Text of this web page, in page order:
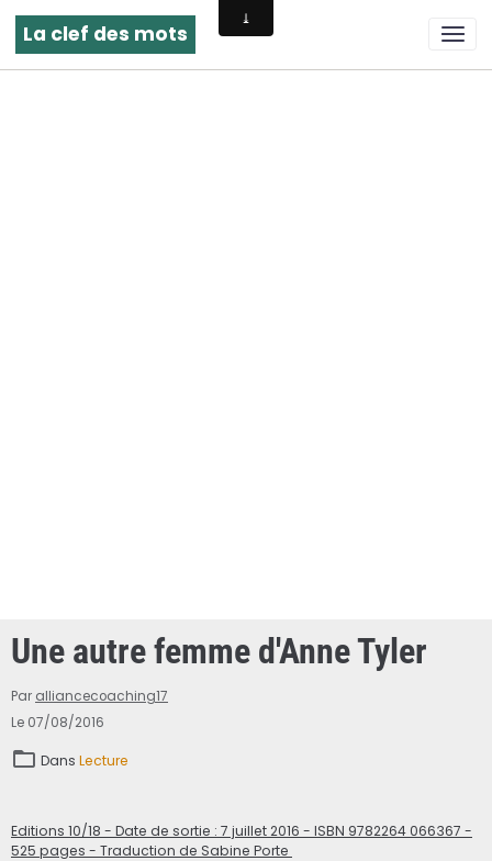
La clef des mots
Une autre femme d'Anne Tyler
Par alliancecoaching17
Le 07/08/2016
Dans Lecture
Editions 10/18 - Date de sortie : 7 juillet 2016 - ISBN 9782264 066367 -
525 pages - Traduction de Sabine Porte